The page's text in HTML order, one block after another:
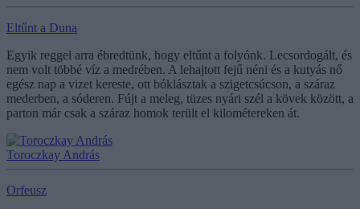
Eltűnt a Duna
Egyik reggel arra ébredtünk, hogy eltűnt a folyónk. Lecsordogált, és
nem volt többé víz a medrében. A lehajtott fejű néni és a kutyás nő
egész nap a vizet kereste, ott bóklásztak a szigetcsúcson, a száraz
mederben, a sóderen. Fújt a meleg, tüzes nyári szél a kövek között, a
parton már csak a száraz homok terült el kilométereken át.
Toroczkay András
Orfeusz